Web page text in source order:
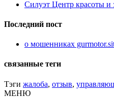
Силуэт Центр красоты и
Последний пост
о мошенниках
связанные теги
Тэги жалоба, отзыв,
МЕНЮ